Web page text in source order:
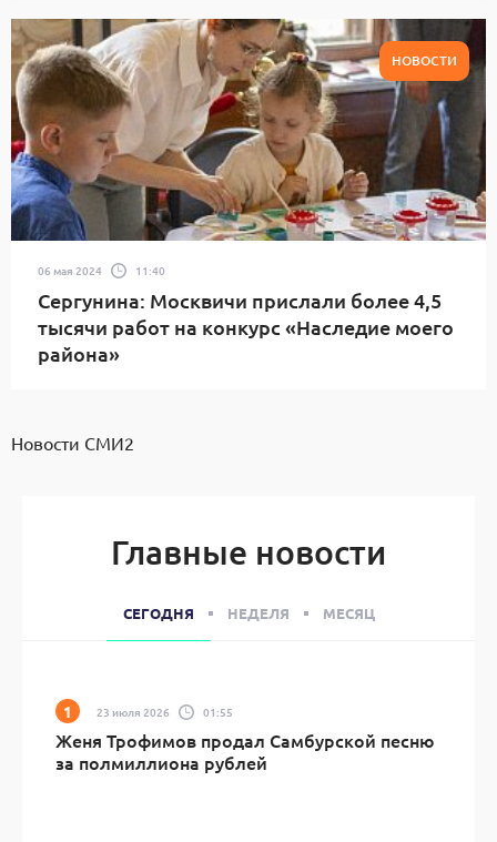
НОВОСТИ
06 мая 2024 11:40
Сергунина: Москвичи прислали более 4,5
тысячи работ на конкурс «Наследие моего
района»
Новости СМИ2
Главные новости
СЕГОДНЯ НЕДЕЛЯ МЕСЯЦ
23 июля 2026 01:55
Женя Трофимов продал Самбурской песню
за полмиллиона рублей